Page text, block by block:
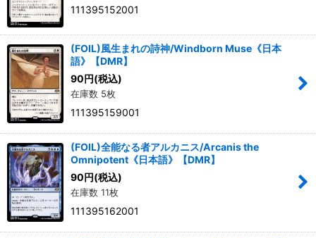
111395152001
(FOIL)風生まれの詩神/Windborn Muse《日本
語》【DMR】
90円(税込)
在庫数 5枚
111395159001
(FOIL)全能なる者アルカニス/Arcanis the
Omnipotent《日本語》【DMR】
90円(税込)
在庫数 11枚
111395162001